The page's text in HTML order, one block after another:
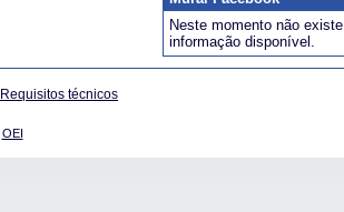
Neste momento não existe
informação disponível.
Requisitos técnicos
OEI